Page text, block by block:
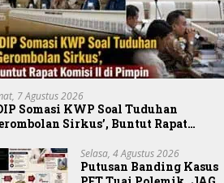
7 Agustus 2026
Somasi KWP Soal Tuduhan
Sirkus’, Buntut Rapat
Selasa, 4 Agustus 2026
Putusan Banding Kasus